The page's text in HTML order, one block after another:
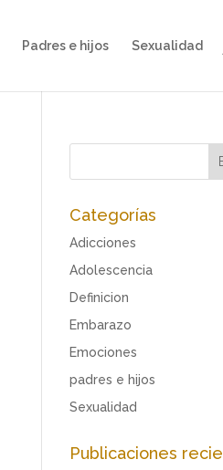
Padres e hijos Sexualidad
Categorías
Adicciones
Adolescencia
Definicion
Embarazo
Emociones
padres e hijos
Sexualidad
Publicaciones